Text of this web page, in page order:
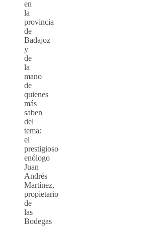
en
la
provincia
de
Badajoz
y
de
la
mano
de
quienes
más
saben
del
tema:
el
prestigioso
enólogo
Juan
Andrés
Martínez,
propietario
de
las
Bodegas